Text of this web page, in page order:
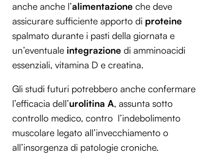
anche anche l’alimentazione che deve
assicurare sufficiente apporto di proteine
spalmato durante i pasti della giornata e
un’eventuale integrazione di amminoacidi
essenziali, vitamina D e creatina.
Gli studi futuri potrebbero anche confermare
l’efficacia dell’urolitina A, assunta sotto
controllo medico, contro l’indebolimento
muscolare legato all’invecchiamento o
all’insorgenza di patologie croniche.